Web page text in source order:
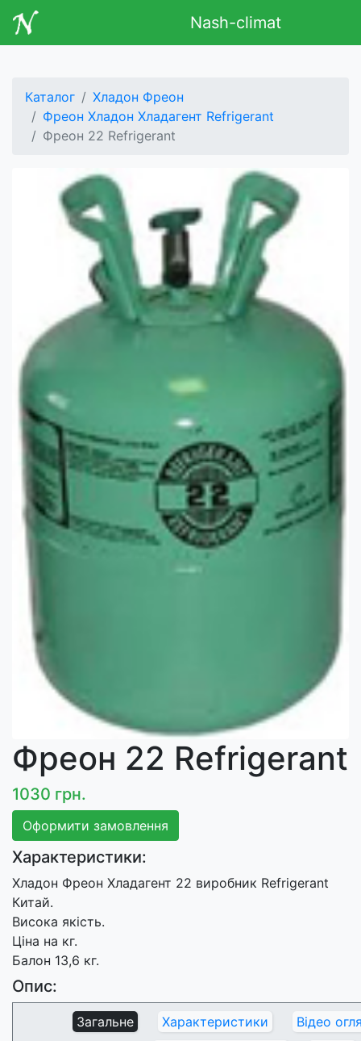
Nash-climat
Каталог
Хладон Фреон
Фреон Хладон Хладагент Refrigerant
Фреон 22 Refrigerant
Фреон 22 Refrigerant
1030 грн.
Оформити замовлення
Характеристики:
Хладон Фреон Хладагент 22 виробник Refrigerant
Китай.
Висока якість.
Ціна на кг.
Балон 13,6 кг.
Опис:
Загальне Характеристики
Відео